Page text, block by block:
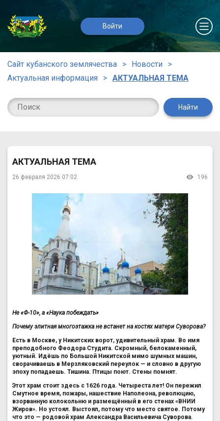
Войти
Сайт кубанского землячества
Новости
Актуальная информация
АКТУАЛЬНАЯ ТЕМА
Найти
АКТУАЛЬНАЯ ТЕМА
26 февраля 2026 07:02 196
Не «Ф-10», а «Наука побеждать»
Почему элитная многоэтажка не встанет на костях матери Суворова?
Есть в Москве, у Никитских ворот, удивительный храм. Во имя
преподобного Феодора Студита. Скромный, белокаменный,
уютный. Идёшь по Большой Никитской мимо шумных машин,
сворачиваешь в Мерзляковский переулок — и словно в другую
эпоху попадаешь. Тишина. Птицы поют. Стены помнят.
Этот храм стоит здесь с 1626 года. Четыреста лет! Он пережил
Смутное время, пожары, нашествие Наполеона, революцию,
взорванную колокольню и размещённый в его стенах «ВНИИ
Жиров». Но устоял. Выстоял, потому что место святое. Потому
что это — родовой храм Александра Васильевича Суворова.